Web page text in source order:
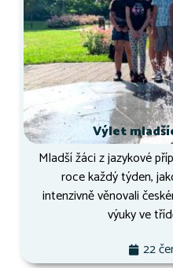
Výlet
Mladší žáci z jazykové
roce každý týden,
intenzivně věnovali
výuky ve
22